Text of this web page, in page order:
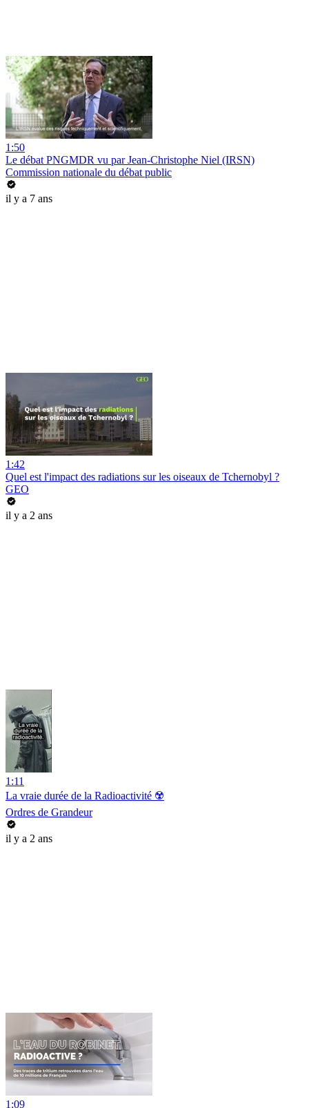
1:50
Le débat PNGMDR vu par Jean-Christophe Niel (IRSN)
Commission nationale du débat public
il y a 7 ans
1:42
Quel est l'impact des radiations sur les oiseaux de Tchernobyl ?
GEO
il y a 2 ans
1:11
La vraie durée de la Radioactivité ☢️
Ordres de Grandeur
il y a 2 ans
1:09